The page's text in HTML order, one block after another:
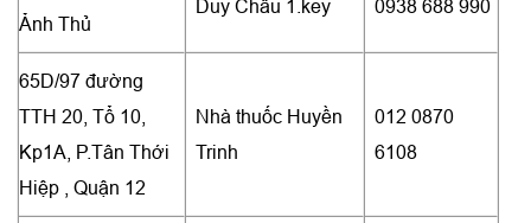
Ảnh Thủ
Duy Châu 1.key 0938 688 990
65D/97 đường
TTH 20, Tổ 10,
Kp1A, P.Tân Thới
Hiệp , Quận 12
Nhà thuốc Huyền
Trinh
012 0870
6108